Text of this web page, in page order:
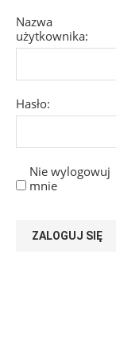
Nazwa
użytkownika:
Hasło:
Nie wylogowuj
mnie
ZALOGUJ SIĘ